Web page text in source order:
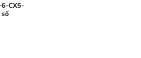
CX5-